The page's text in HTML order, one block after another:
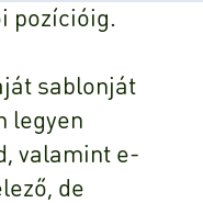
pozícióig.
sablonját
legyen
valamint e-
de